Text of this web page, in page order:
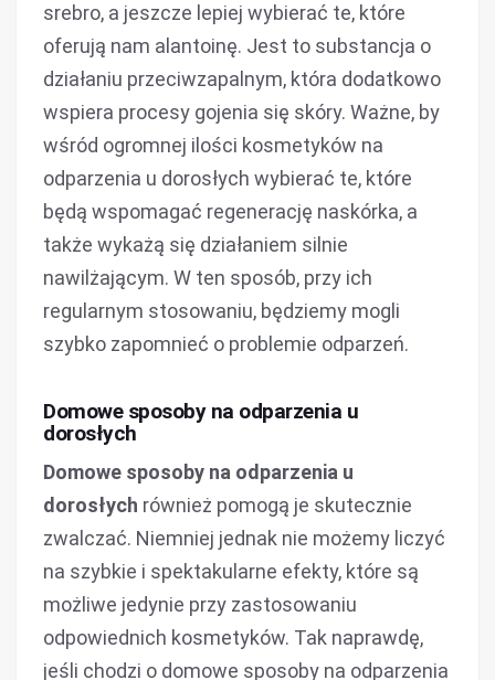
srebro, a jeszcze lepiej wybierać te, które
oferują nam alantoinę. Jest to substancja o
działaniu przeciwzapalnym, która dodatkowo
wspiera procesy gojenia się skóry. Ważne, by
wśród ogromnej ilości kosmetyków na
odparzenia u dorosłych wybierać te, które
będą wspomagać regenerację naskórka, a
także wykażą się działaniem silnie
nawilżającym. W ten sposób, przy ich
regularnym stosowaniu, będziemy mogli
szybko zapomnieć o problemie odparzeń.
Domowe sposoby na odparzenia u
dorosłych
Domowe sposoby na odparzenia u
dorosłych również pomogą je skutecznie
zwalczać. Niemniej jednak nie możemy liczyć
na szybkie i spektakularne efekty, które są
możliwe jedynie przy zastosowaniu
odpowiednich kosmetyków. Tak naprawdę,
jeśli chodzi o domowe sposoby na odparzenia